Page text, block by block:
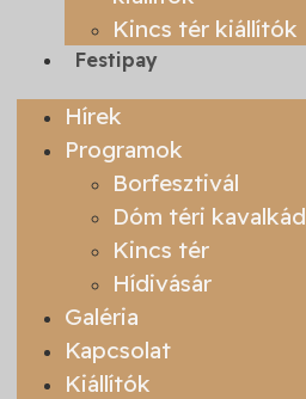
Kincs tér kiállítók
Festipay
Hírek
Programok
Borfesztivál
Dóm téri kavalkád
Kincs tér
Hídivásár
Galéria
Kapcsolat
Kiállítók